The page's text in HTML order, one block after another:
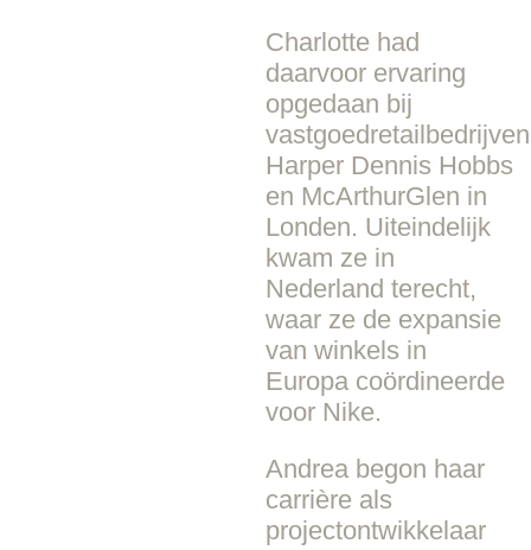
Charlotte had
daarvoor ervaring
opgedaan bij
vastgoedretailbedrijven
Harper Dennis Hobbs
en McArthurGlen in
Londen. Uiteindelijk
kwam ze in
Nederland terecht,
waar ze de expansie
van winkels in
Europa coördineerde
voor Nike.
Andrea begon haar
carrière als
projectontwikkelaar